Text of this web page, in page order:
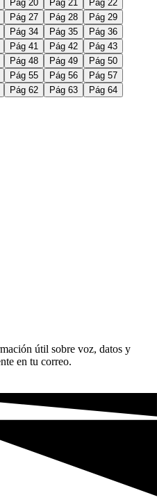
Pág 20 Pág 21
Pág 22
Pág 27 Pág 28
Pág 29
Pág 34 Pág 35
Pág 36
Pág 41 Pág 42
Pág 43
Pág 48 Pág 49
Pág 50
Pág 55 Pág 56
Pág 57
Pág 62 Pág 63
Pág 64
útil sobre voz, datos y
en tu correo.